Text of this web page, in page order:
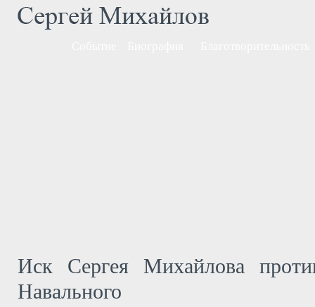
Иск Сергея Михайлова
Навального